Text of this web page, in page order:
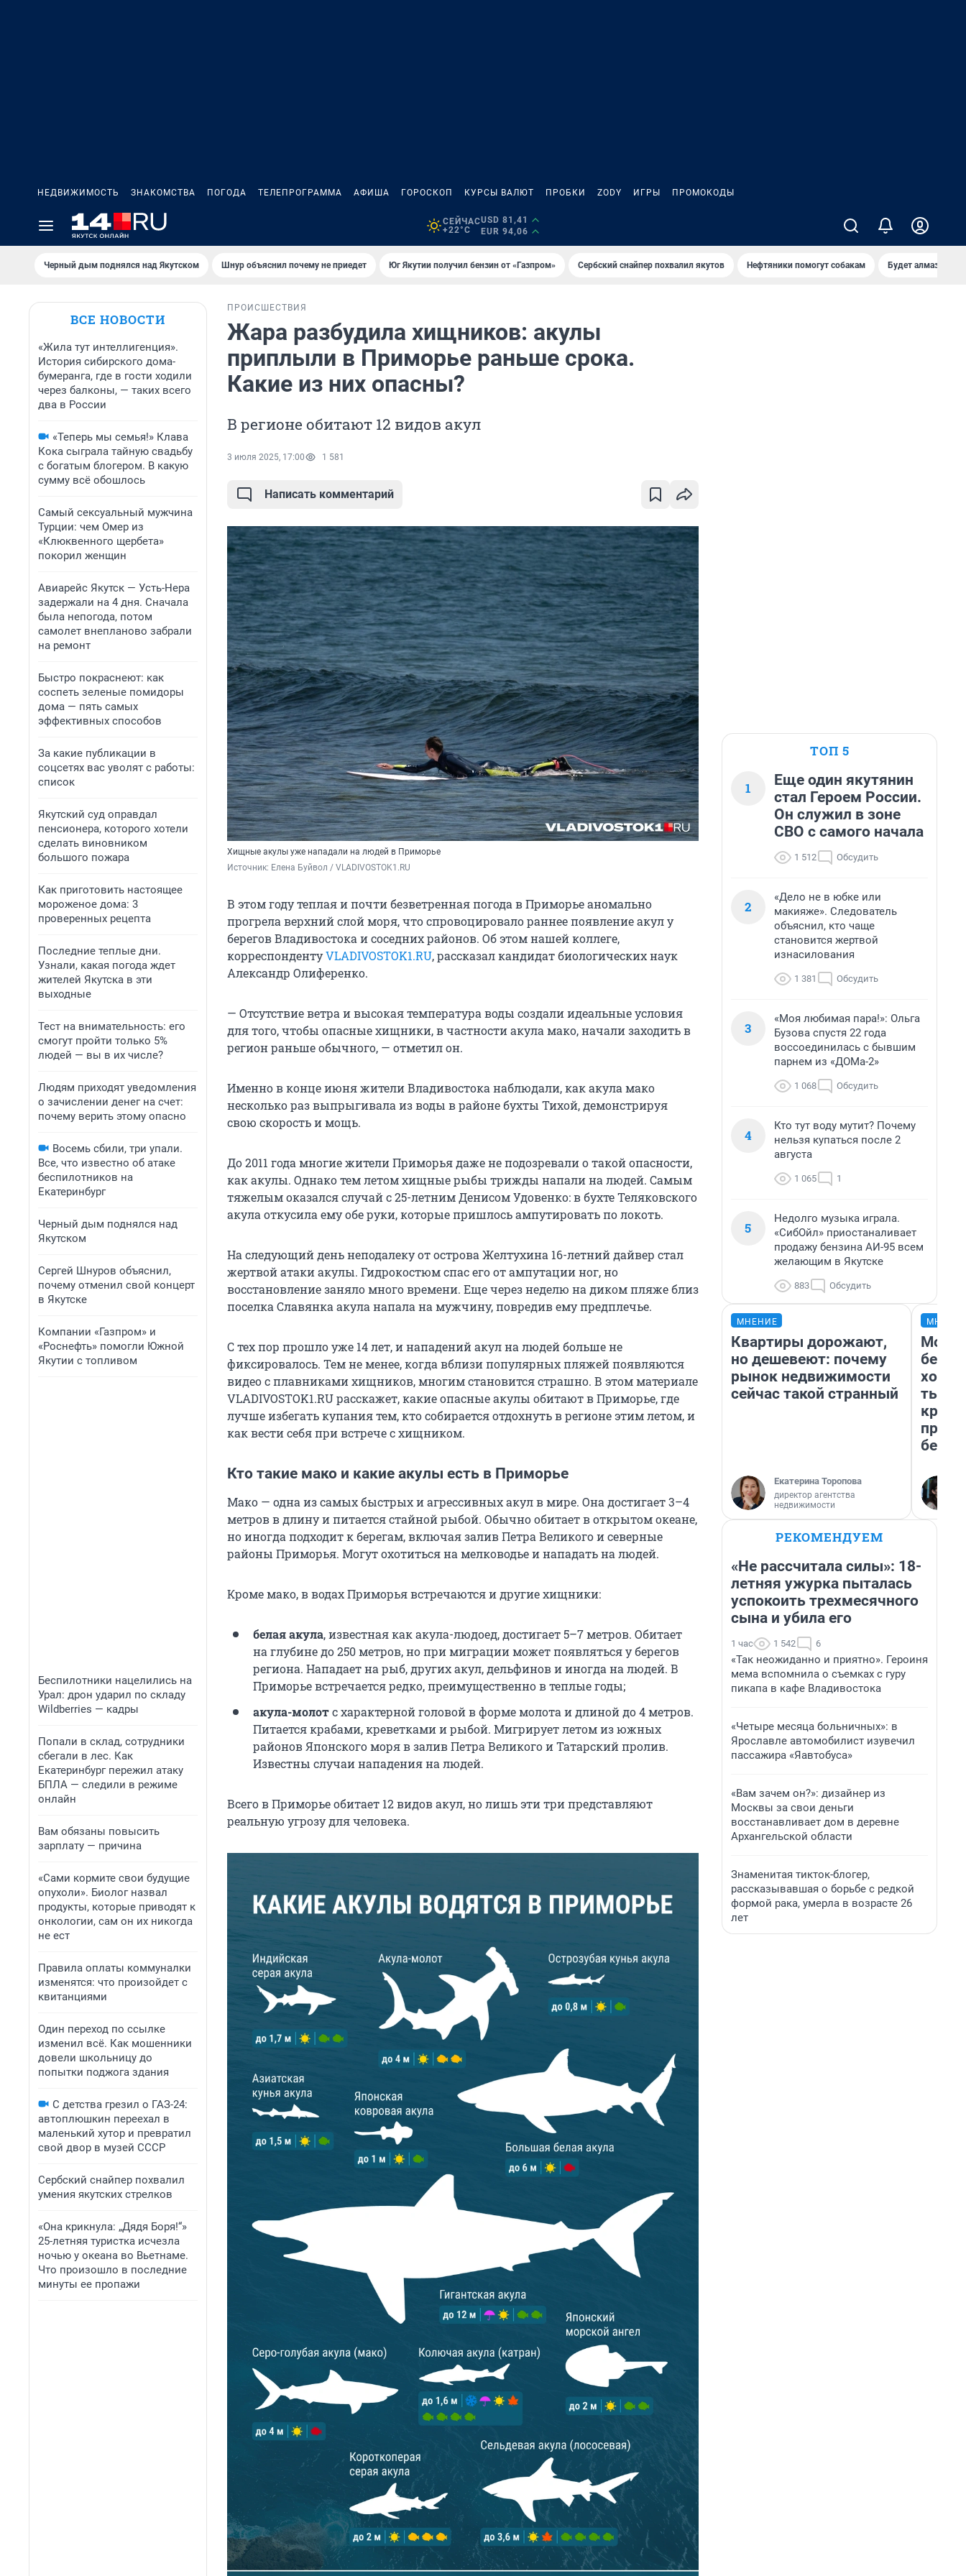
НЕДВИЖИМОСТЬ ЗНАКОМСТВА ПОГОДА ТЕЛЕПРОГРАММА АФИША ГОРОСКОП КУРСЫ ВАЛЮТ ПРОБКИ ZODY ИГРЫ ПРОМОКОДЫ
СЕЙЧАС
+22°C
USD 81,41
EUR 94,06
Черный дым поднялся над Якутском Шнур объяснил почему не приедет Юг Якутии получил бензин от «Газпром» Сербский снайпер похвалил якутов Нефтяники помогут собакам Будет алмазный
ВСЕ НОВОСТИ
«Жила тут интеллигенция».
История сибирского дома-
бумеранга, где в гости ходили
через балконы, — таких всего
два в России
«Теперь мы семья!» Клава
Кока сыграла тайную свадьбу
с богатым блогером. В какую
сумму всё обошлось
Самый сексуальный мужчина
Турции: чем Омер из
«Клюквенного щербета»
покорил женщин
Авиарейс Якутск — Усть-Нера
задержали на 4 дня. Сначала
была непогода, потом
самолет внепланово забрали
на ремонт
Быстро покраснеют: как
соспеть зеленые помидоры
дома — пять самых
эффективных способов
За какие публикации в
соцсетях вас уволят с работы:
список
Якутский суд оправдал
пенсионера, которого хотели
сделать виновником
большого пожара
Как приготовить настоящее
мороженое дома: 3
проверенных рецепта
Последние теплые дни.
Узнали, какая погода ждет
жителей Якутска в эти
выходные
Тест на внимательность: его
смогут пройти только 5%
людей — вы в их числе?
Людям приходят уведомления
о зачислении денег на счет:
почему верить этому опасно
Восемь сбили, три упали.
Все, что известно об атаке
беспилотников на
Екатеринбург
Черный дым поднялся над
Якутском
Сергей Шнуров объяснил,
почему отменил свой концерт
в Якутске
Компании «Газпром» и
«Роснефть» помогли Южной
Якутии с топливом
Беспилотники нацелились на
Урал: дрон ударил по складу
Wildberries — кадры
Попали в склад, сотрудники
сбегали в лес. Как
Екатеринбург пережил атаку
БПЛА — следили в режиме
онлайн
Вам обязаны повысить
зарплату — причина
«Сами кормите свои будущие
опухоли». Биолог назвал
продукты, которые приводят к
онкологии, сам он их никогда
не ест
Правила оплаты коммуналки
изменятся: что произойдет с
квитанциями
Один переход по ссылке
изменил всё. Как мошенники
довели школьницу до
попытки поджога здания
С детства грезил о ГАЗ-24:
автоплюшкин переехал в
маленький хутор и превратил
свой двор в музей СССР
Сербский снайпер похвалил
умения якутских стрелков
«Она крикнула: „Дядя Боря!“»
25-летняя туристка исчезла
ночью у океана во Вьетнаме.
Что произошло в последние
минуты ее пропажи
ПРОИСШЕСТВИЯ
Жара разбудила хищников: акулы
приплыли в Приморье раньше срока.
Какие из них опасны?
В регионе обитают 12 видов акул
3 июля 2025, 17:00 1 581
Написать комментарий
Хищные акулы уже нападали на людей в Приморье
Источник: Елена Буйвол / VLADIVOSTOK1.RU
В этом году теплая и почти безветренная погода в Приморье аномально
прогрела верхний слой моря, что спровоцировало раннее появление акул у
берегов Владивостока и соседних районов. Об этом нашей коллеге,
корреспондентуVLADIVOSTOK1.RU, рассказал кандидат биологических наук
Александр Олиференко.
— Отсутствие ветра и высокая температура воды создали идеальные условия
для того, чтобы опасные хищники, в частности акула мако, начали заходить в
регион раньше обычного, — отметил он.
Именно в конце июня жители Владивостока наблюдали, как акула мако
несколько раз выпрыгивала из воды в районе бухты Тихой, демонстрируя
свою скорость и мощь.
До 2011 года многие жители Приморья даже не подозревали о такой опасности,
как акулы. Однако тем летом хищные рыбы трижды напали на людей. Самым
тяжелым оказался случай с 25-летним Денисом Удовенко: в бухте Теляковского
акула откусила ему обе руки, которые пришлось ампутировать по локоть.
На следующий день неподалеку от острова Желтухина 16-летний дайвер стал
жертвой атаки акулы. Гидрокостюм спас его от ампутации ног, но
восстановление заняло много времени. Еще через неделю на диком пляже близ
поселка Славянка акула напала на мужчину, повредив ему предплечье.
С тех пор прошло уже 14 лет, и нападений акул на людей больше не
фиксировалось. Тем не менее, когда вблизи популярных пляжей появляются
видео с плавниками хищников, многим становится страшно. В этом материале
VLADIVOSTOK1.RU расскажет, какие опасные акулы обитают в Приморье, где
лучше избегать купания тем, кто собирается отдохнуть в регионе этим летом, и
как вести себя при встрече с хищником.
Кто такие мако и какие акулы есть в Приморье
Мако — одна из самых быстрых и агрессивных акул в мире. Она достигает 3–4
метров в длину и питается стайной рыбой. Обычно обитает в открытом океане,
но иногда подходит к берегам, включая залив Петра Великого и северные
районы Приморья. Могут охотиться на мелководье и нападать на людей.
Кроме мако, в водах Приморья встречаются и другие хищники:
белая акула, известная как акула-людоед, достигает 5–7 метров. Обитает
на глубине до 250 метров, но при миграции может появляться у берегов
региона. Нападает на рыб, других акул, дельфинов и иногда на людей. В
Приморье встречается редко, преимущественно в теплые годы;
акула-молотс характерной головой в форме молота и длиной до 4 метров.
Питается крабами, креветками и рыбой. Мигрирует летом из южных
районов Японского моря в залив Петра Великого и Татарский пролив.
Известны случаи нападения на людей.
Всего в Приморье обитает 12 видов акул, но лишь эти три представляют
реальную угрозу для человека.
ТОП 5
1
Еще один якутянин
стал Героем России.
Он служил в зоне
СВО с самого начала
1 512 Обсудить
2
«Дело не в юбке или
макияже». Следователь
объяснил, кто чаще
становится жертвой
изнасилования
1 381 Обсудить
3
«Моя любимая пара!»: Ольга
Бузова спустя 22 года
воссоединилась с бывшим
парнем из «ДОМа-2»
1 068 Обсудить
4
Кто тут воду мутит? Почему
нельзя купаться после 2
августа
1 065 1
5
Недолго музыка играла.
«СибОйл» приостаналивает
продажу бензина АИ-95 всем
желающим в Якутске
883 Обсудить
МНЕНИЕ
Квартиры дорожают,
но дешевеют: почему
рынок недвижимости
сейчас такой странный
Екатерина Торопова
директор агентства
недвижимости
Мой
РЕКОМЕНДУЕМ
«Не рассчитала силы»: 18-
летняя ужурка пыталась
успокоить трехмесячного
сына и убила его
1 час 1 542 6
«Так неожиданно и приятно». Героиня
мема вспомнила о съемках с гуру
пикапа в кафе Владивостока
«Четыре месяца больничных»: в
Ярославле автомобилист изувечил
пассажира «Яавтобуса»
«Вам зачем он?»: дизайнер из
Москвы за свои деньги
восстанавливает дом в деревне
Архангельской области
Знаменитая тикток-блогер,
рассказывавшая о борьбе с редкой
формой рака, умерла в возрасте 26
лет